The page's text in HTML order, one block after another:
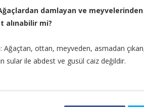
damlayan ve
alınabilir mi?
: Ağaçtan, ottan, meyveden, asmadan
sular ile abdest ve gusül caiz değildir.